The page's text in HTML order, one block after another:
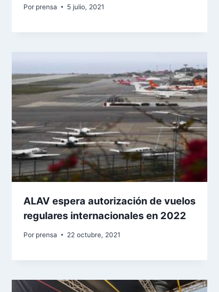
Por prensa 5 julio, 2021
ALAV espera autorización de vuelos
regulares internacionales en 2022
Por prensa 22 octubre, 2021